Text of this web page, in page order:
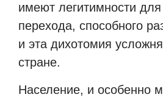
имеют легитимности
перехода, способного
и эта дихотомия
стране.
Население, и особенно